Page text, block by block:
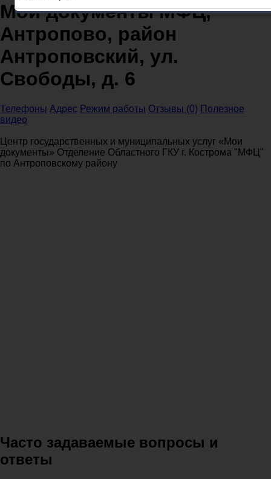
Мои документы МФЦ,
Антропово, район
Антроповский, ул.
Свободы, д. 6
Телефоны Адрес Режим работы Отзывы (0) Полезное
видео
Центр государственных и муниципальных услуг «Мои
документы» Отделение Областного ГКУ г. Кострома "МФЦ"
по Антроповскому району
Часто задаваемые вопросы и
ответы